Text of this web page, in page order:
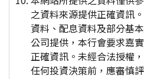
之資料來源提供正確資訊
資料、配息資料及部分基
公司提供，本行會要求嘉
正確資訊。未經合法授權
任何投資決策前，應審慎